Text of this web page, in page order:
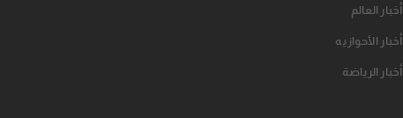
أخبار العالم
أخبار الأحوازیه
أخبار الرياضة